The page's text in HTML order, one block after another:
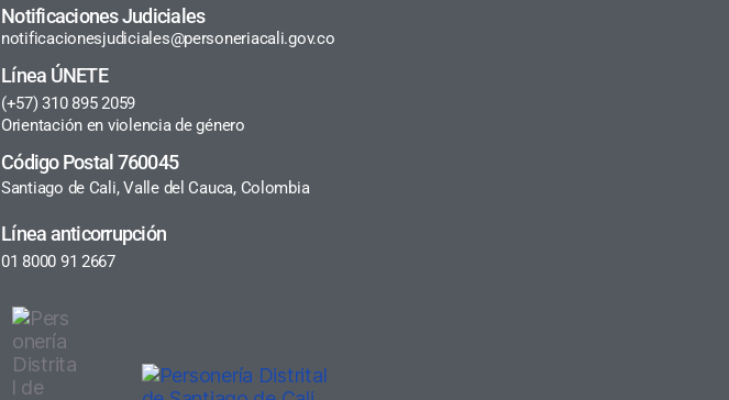
Notificaciones Judiciales
notificacionesjudiciales@personeriacali.gov.co
Línea ÚNETE
(+57) 310 895 2059
Orientación en violencia de género
Código Postal 760045
Santiago de Cali, Valle del Cauca, Colombia
Línea anticorrupción
01 8000 91 2667